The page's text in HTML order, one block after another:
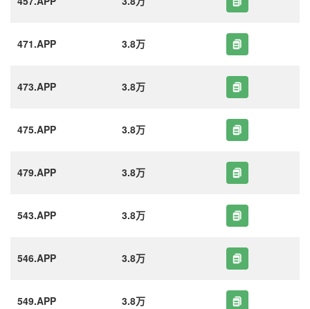
471.APP 3.8万
473.APP 3.8万
475.APP 3.8万
479.APP 3.8万
543.APP 3.8万
546.APP 3.8万
549.APP 3.8万